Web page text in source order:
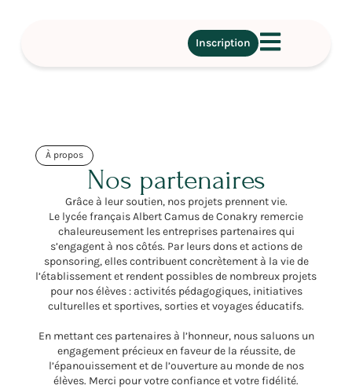
Inscription
À propos
Nos partenaires
Grâce à leur soutien, nos projets prennent vie.
Le lycée français Albert Camus de Conakry remercie
chaleureusement les entreprises partenaires qui
s’engagent à nos côtés. Par leurs dons et actions de
sponsoring, elles contribuent concrètement à la vie de
l’établissement et rendent possibles de nombreux projets
pour nos élèves : activités pédagogiques, initiatives
culturelles et sportives, sorties et voyages éducatifs.
En mettant ces partenaires à l’honneur, nous saluons un
engagement précieux en faveur de la réussite, de
l’épanouissement et de l’ouverture au monde de nos
élèves. Merci pour votre confiance et votre fidélité.